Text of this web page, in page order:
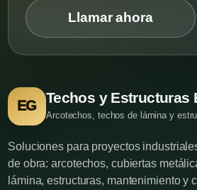
Llamar ahora
EG
Techos y Estructuras
Arcotechos, techos de lámina y
Soluciones para proyectos
de obra: arcotechos, cubiertas
lámina, estructuras, mantenimiento y